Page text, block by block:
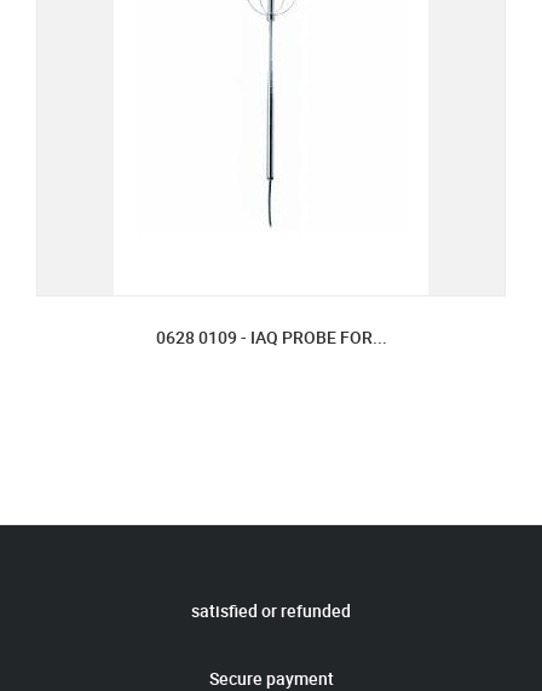
0628 0109 - IAQ PROBE FOR...
satisfied or refunded
Secure payment